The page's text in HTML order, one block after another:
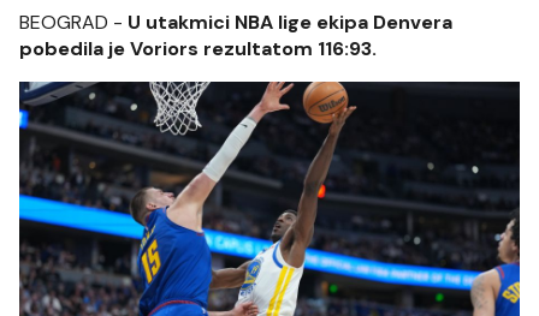
BEOGRAD - U utakmici NBA lige ekipa Denvera
pobedila je Voriors rezultatom 116:93.